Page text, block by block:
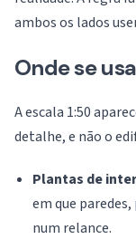
ambos os lados
Onde se
A escala 1:50
detalhe, e não o
Plantas de
em que
num relance.